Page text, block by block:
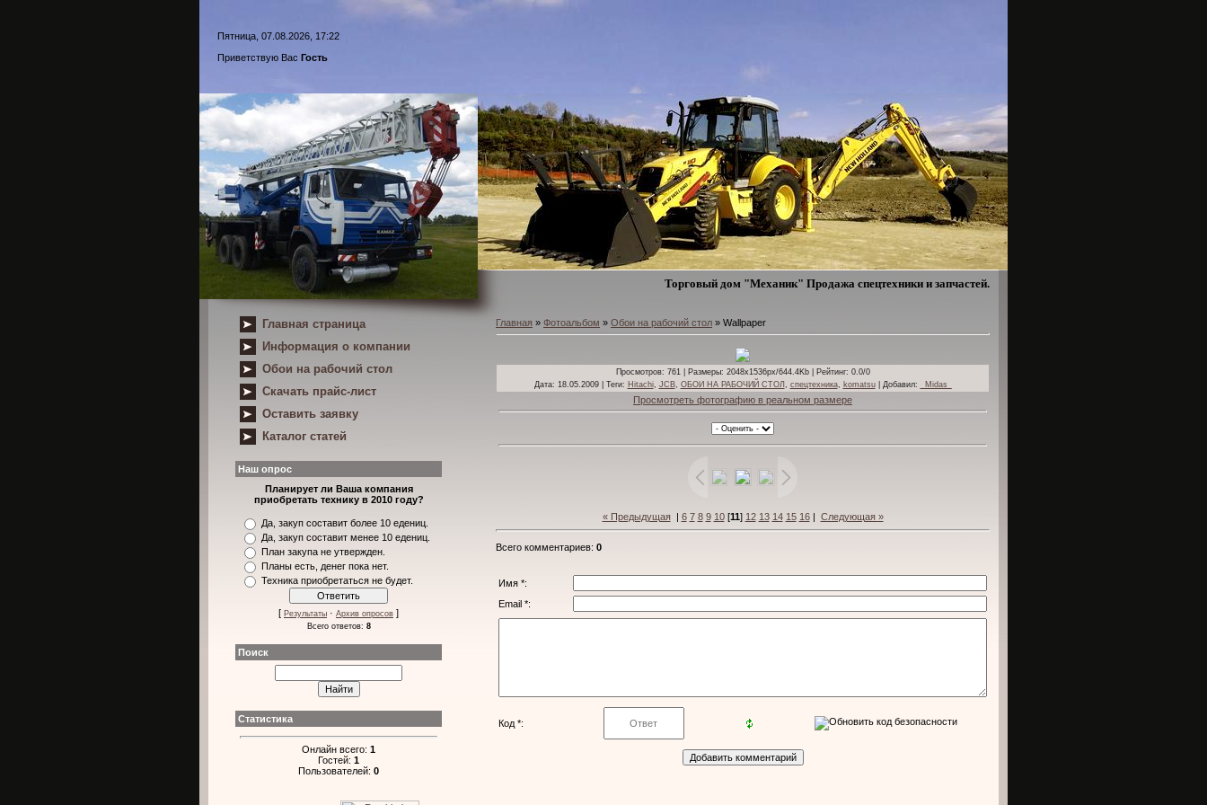
Пятница, 07.08.2026, 17:22
Приветствую Вас Гость
Торговый дом "Механик" Продажа спецтехники и запчастей.
Главная страница
Информация о компании
Обои на рабочий стол
Скачать прайс-лист
Оставить заявку
Каталог статей
Наш опрос
Планирует ли Ваша компания
приобретать технику в 2010 году?
Да, закуп составит более 10 едениц.
Да, закуп составит менее 10 едениц.
План закупа не утвержден.
Планы есть, денег пока нет.
Техника приобретаться не будет.
[ Результаты · Архив опросов ]
Всего ответов: 8
Поиск
Статистика
Онлайн всего: 1
Гостей: 1
Пользователей: 0
Главная » Фотоальбом » Обои на рабочий стол » Wallpaper
Просмотров: 761 | Размеры: 2048x1536px/644.4Kb | Рейтинг: 0.0/0
Дата: 18.05.2009 | Теги: Hitachi, JCB, ОБОИ НА РАБОЧИЙ СТОЛ спецтехника, komatsu| Добавил: _Midas_
Просмотреть фотографию в реальном размере
« Предыдущая| 6 7 8 9 10[11] 12 13 14 15 16| Следующая »
Всего комментариев: 0
Имя *:
Email *:
Код *: